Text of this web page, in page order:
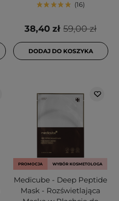
16
59,00 zł
38,40 zł
DODAJ DO KOSZYKA
PROMOCJA WYBÓR KOSMETOLOGA
Medicube - Deep Peptide
Mask - Rozświetlająca